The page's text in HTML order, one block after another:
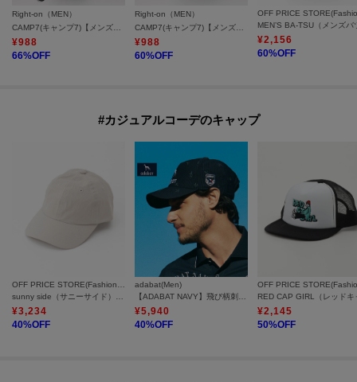
Right-on（MEN）
¥988
66%OFF
Right-on（MEN）
¥988
60%OFF
¥2,156
60%OFF
#カジュアルコーデのキャップ
OFF PRICE STORE(Fashion Goods)
sunny side（サニーサイド） ナイロンキャップ
¥3,234
40%OFF
adabat(Men)
【ADABAT NAVY】飛び柄刺しゅうキャップ
¥5,940
40%OFF
¥2,145
50%OFF